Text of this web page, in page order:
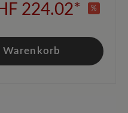
224.02*
%
Warenkorb